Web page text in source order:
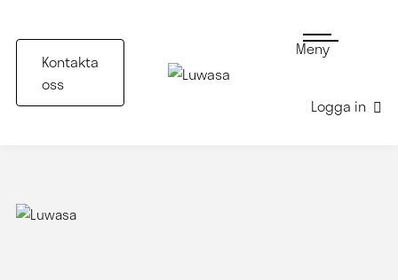
Kontakta
oss
Meny
Logga in